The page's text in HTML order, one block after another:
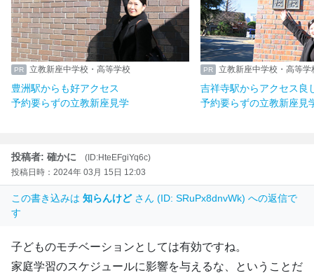
立教新座中学校・高等学校
豊洲駅からも好アクセス
予約要らずの立教新座見学
立教新座中学校・高等学
吉祥寺駅からアクセス良
予約要らずの立教新座見
投稿者: 確かに
(ID:HteEFgiYq6c)
投稿日時：2024年 03月 15日 12:03
この書き込みは 知らんけど さん (ID: SRuPx8dnvWk) への返信で
す
子どものモチベーションとしては有効ですね。
家庭学習のスケジュールに影響を与えるな、ということだ